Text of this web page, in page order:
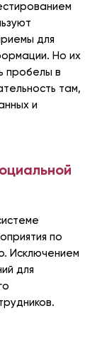
для
Но их
пробелы в
там,
и
по
Исключением
для